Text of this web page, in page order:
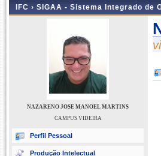
IFC › SIGAA - Sistema Integrado de
NAZARENO JOSE MANOEL MARTINS
CAMPUS VIDEIRA
Perfil Pessoal
Produção Intelectual